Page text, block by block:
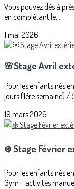
Vous pouvez dès à
en complétant le...
1 mai 2026
🌸Stage Avril
Pour les enfants nés
jours (1ère semaine) /
19 mars 2026
❄️ Stage Février
Pour les enfants nés
Gym + activités